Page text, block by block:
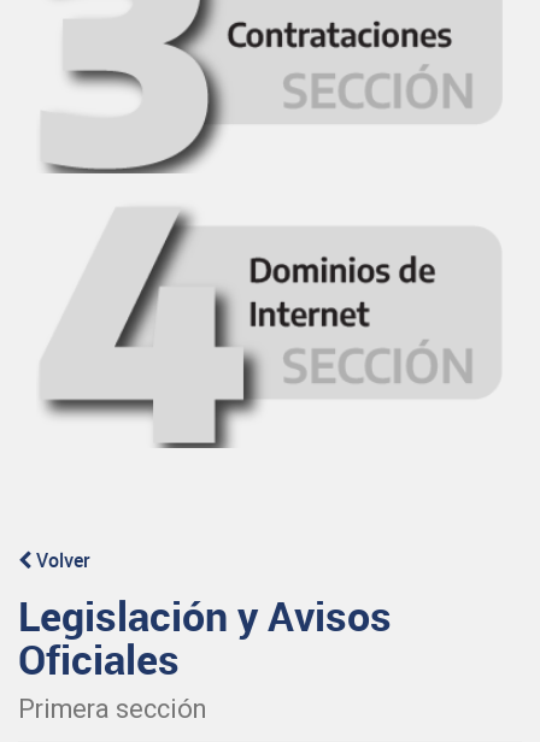
Volver
Legislación y Avisos
Oficiales
Primera sección